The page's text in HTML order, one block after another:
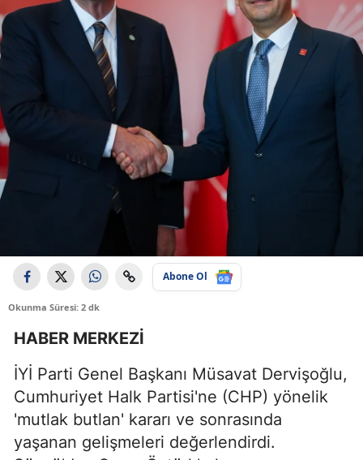
Abone Ol
Okunma Süresi: 2 dk
HABER MERKEZİ
İYİ Parti Genel Başkanı Müsavat Dervişoğlu,
Cumhuriyet Halk Partisi'ne (CHP) yönelik
'mutlak butlan' kararı ve sonrasında
yaşanan gelişmeleri değerlendirdi.